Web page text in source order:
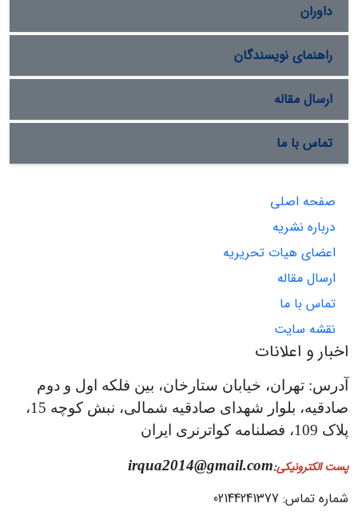
داوران
راهنمای نویسندگان
ارسال مقاله
تماس با ما
صفحه اصلی
درباره نشریه
اعضای هیات تحریریه
ارسال مقاله
تماس با ما
نقشه سایت
اخبار و اعلانات
آدرس: تهران، خیابان ستارخان، بین فلکه اول و دوم
صادقیه، بلوار شهدای صادقیه شمالی، نبش کوچه 15،
پلاک 109، فصلنامه کواترنری ایران
پست الکترونیکی:
irqua2014@gmail.com
شماره تماس: 02144241377